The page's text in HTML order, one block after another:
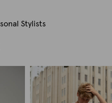
Stylists